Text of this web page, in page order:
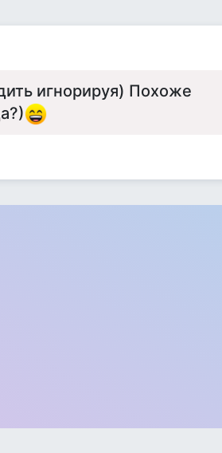
игнорируя) Похоже